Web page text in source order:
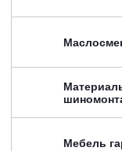
Мебель